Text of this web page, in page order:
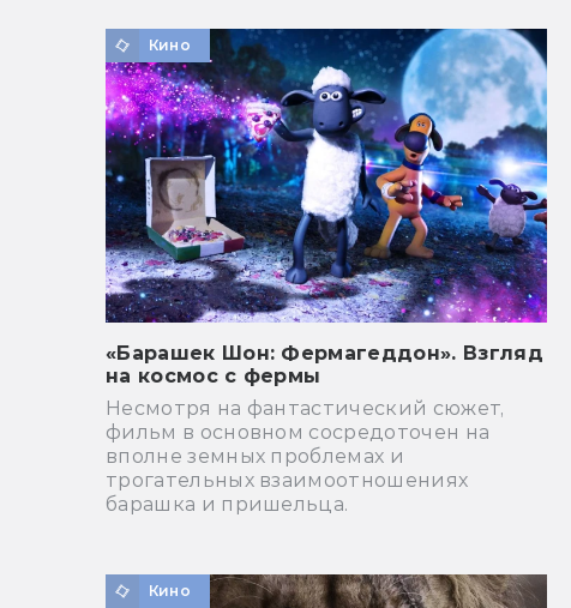
Кино
«Барашек Шон: Фермагеддон». Взгляд
на космос с фермы
Несмотря на фантастический сюжет,
фильм в основном сосредоточен на
вполне земных проблемах и
трогательных взаимоотношениях
барашка и пришельца.
Кино